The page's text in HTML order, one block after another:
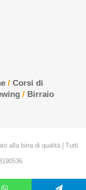
/ Corsi di
/ Birraio
alla birra di qualità | Tutti